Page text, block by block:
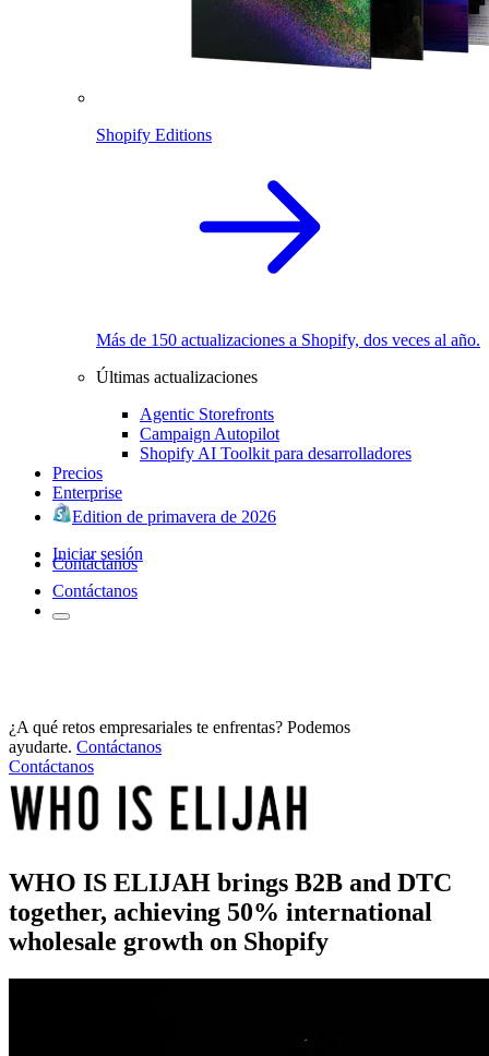
Shopify Editions
Más de 150 actualizaciones a Shopify, dos veces al año.
Últimas actualizaciones
Agentic Storefronts
Campaign Autopilot
Shopify AI Toolkit para desarrolladores
Precios
Enterprise
Edition de primavera de 2026
Iniciar sesión
Contáctanos
Contáctanos
¿A qué retos empresariales te enfrentas? Podemos
ayudarte. Contáctanos
Contáctanos
WHO IS ELIJAH brings B2B and DTC
together, achieving 50% international
wholesale growth on Shopify